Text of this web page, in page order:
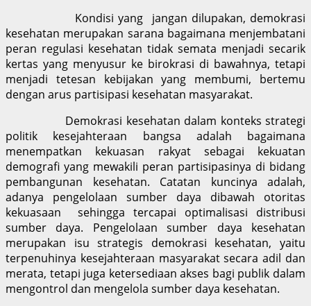
Kondisi yang jangan dilupakan, demokrasi
kesehatan merupakan sarana bagaimana menjembatani
peran regulasi kesehatan tidak semata menjadi secarik
kertas yang menyusur ke birokrasi di bawahnya, tetapi
menjadi tetesan kebijakan yang membumi, bertemu
dengan arus partisipasi kesehatan masyarakat.
Demokrasi kesehatan dalam konteks strategi
politik kesejahteraan bangsa adalah bagaimana
menempatkan kekuasan rakyat sebagai kekuatan
demografi yang mewakili peran partisipasinya di bidang
pembangunan kesehatan. Catatan kuncinya adalah,
adanya pengelolaan sumber daya dibawah otoritas
kekuasaan sehingga tercapai optimalisasi distribusi
sumber daya. Pengelolaan sumber daya kesehatan
merupakan isu strategis demokrasi kesehatan, yaitu
terpenuhinya kesejahteraan masyarakat secara adil dan
merata, tetapi juga ketersediaan akses bagi publik dalam
mengontrol dan mengelola sumber daya kesehatan.